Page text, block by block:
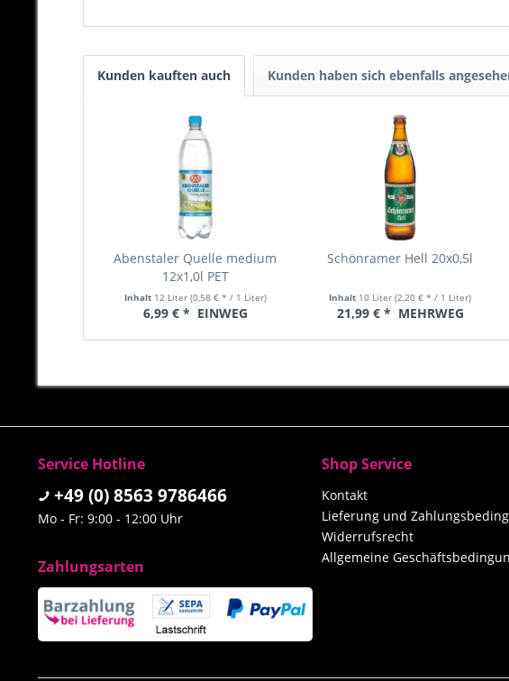
Kunden kauften auch Kunden haben sich ebenfalls
Abenstaler Quelle medium
12x1,0l PET
Inhalt 12 Liter (0,58 € * / 1 Liter)
6,99 € * EINWEG
Schönramer Hell 20x0,5l
Inhalt 10 Liter(2,20 € * / 1 Liter)
21,99 € * MEHRWEG
Service Hotline
+49 (0) 8563 9786466
Mo - Fr: 9:00 - 12:00 Uhr
Zahlungsarten
Shop Service
Kontakt
Lieferung und
Widerrufsrecht
Allgemeine